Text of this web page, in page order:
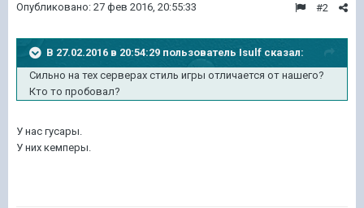
#2
Опубликовано: 27 фев 2016, 20:55:33
В 27.02.2016 в 20:54:29 пользователь Isulf сказал:
Сильно на тех серверах стиль игры отличается от нашего?
Кто то пробовал?
У нас гусары.
У них кемперы.